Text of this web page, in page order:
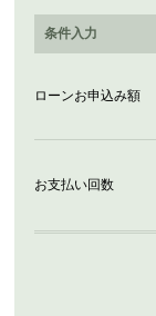
条件入力
ローンお申込み額
お支払い回数